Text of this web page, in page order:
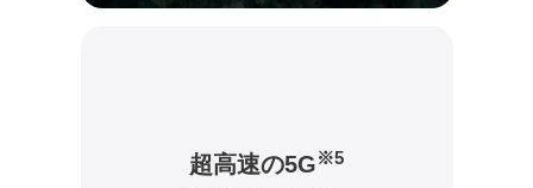
超高速の5G※5